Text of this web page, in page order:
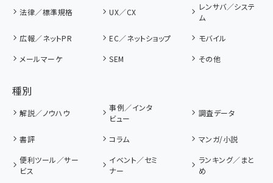
法律／標準規格 UX／CX
レンサバ／システ
ム
広報／ネットPR
EC／ネットショップ
モバイル
メールマーケ
SEM その他
種別
解説／ノウハウ
事例／インタ
ビュー
調査データ
書評 コラム
マンガ/小説
便利ツール／サー
ビス
イベント／セミ
ナー
ランキング／まと
め